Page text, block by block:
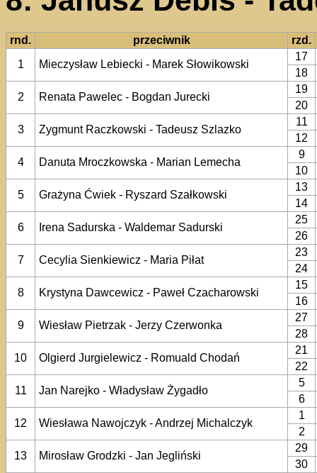
rnd. przeciwnik
rzd.
1
Mieczysław Lebiecki - Marek Słowikowski
17
18
2
Renata Pawelec - Bogdan Jurecki
19
20
3
Zygmunt Raczkowski - Tadeusz Szlazko
11
12
4
Danuta Mroczkowska - Marian Lemecha
9
10
5
Grażyna Ćwiek - Ryszard Szałkowski
13
14
6
Irena Sadurska - Waldemar Sadurski
25
26
7
Cecylia Sienkiewicz - Maria Piłat
23
24
8
Krystyna Dawcewicz - Paweł Czacharowski
15
16
9
Wiesław Pietrzak - Jerzy Czerwonka
27
28
10
Olgierd Jurgielewicz - Romuald Chodań
21
22
11
Jan Narejko - Władysław Żygadło
5
6
12
Wiesława Nawojczyk - Andrzej Michalczyk
1
2
13
Mirosław Grodzki - Jan Jegliński
29
30